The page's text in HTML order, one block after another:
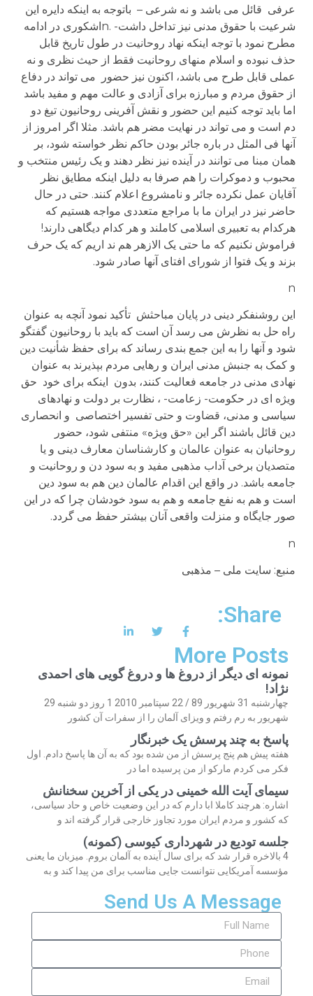
عرفی قائل می باشد و نه شرعی – باتوجه به اینکه دایره این
شرعیت با حقوق مدنی نیز تداخل داشت- .nاشکوری در ادامه
مطرح نمود با توجه اینکه نهاد روحانیت در طول تاریخ قابل
حذف نبوده و اسلام منهای روحانیت فقط از حیث نظری و نه
عملی قابل طرح می باشد، اکنون نیز حضور می تواند در دفاع
از حقوق مردم و مبارزه برای آزادی و عالت مهم و مفید باشد
اما باید توجه کنیم این حضور و نقش آفرینی روحانیون تیغ دو
دم است و می تواند در نهایت مضر هم باشد. مثلا اگر امروز از
آنها فی المثل در باره جائر بودن حاکم نظر خواسته شود، بر
همان مبنا می توانند در آینده نیز نظر دهند و یک رئیس منتخب و
محبوب و دموکرات را هم صرفا به دلیل اینکه مطایق نظر
آقایان عمل نکرده جائر و نامشروع اعلام کنند. حتی در حال
حاضر نیز در ایران ما با مراجع متعددی مواجه هستیم که
هرکدام به تعبیری اسلامی کاملند و هر کدام دیگاهی دارند!
فراموش نکنیم که ما حتی یک الازهر هم ند اریم که یک حرف
بزند و یک فتوا از شورای افتای آنها صادر شود.
n
این روشنفکر دینی در پایان مباحثش تأکید نمود آنچه به عنوان
راه حل به نظرش می رسد آن است که باید با روحانیون گفتگو
شود و آنها را به این جمع بندی رساند که برای حفظ شأنیت دین
و کمک به جنبش مدنی ایران و رهایی مردم بپذیرند به عنوان
نهادی مدنی در جامعه فعالیت کنند، بدون اینکه برای خود حق
ویژه ای در حکومت- زعامت- ، نظارت بر دولت و نهادهای
سیاسی و مدنی، قضاوت و حتی تفسیر اختصاصی و انحصاری
دین قائل باشند اگر این «حق ویژه» منتفی شود، حضور
روحانیان به عنوان عالمان و کارشناسان معارف دینی و یا
متصدیان برخی آداب مذهبی مفید و به سود دن و روحانیت و
جامعه باشد. در واقع این اقدام عالمان دین هم به سود دین
است و هم به نفع جامعه و هم به سود خودشان چرا که در این
صور جایگاه و منزلت واقعی آنان بیشتر حفظ می گردد.
n
منبع: سایت ملی – مذهبی
Share:
More Posts
نمونه ای دیگر از دروغ ها و دروغ گویی های احمدی
نژاد!
چهارشنبه 31 شهریور 89 / 22 سپتامبر 2010 1 روز دو شنبه 29
شهریور به رم رفتم و ویزای آلمان را از سفرات آن کشور
پاسخ به چند پرسش یک خبرنگار
هفته پیش هم پنج پرسش از من شده بود که به آن ها پاسخ دادم. اول
فکر می کردم مارکو از من پرسیده اما در
سیمای آیت الله خمینی در یکی از آخرین سخنانش
اشاره: هرچند کاملا ابا دارم که در این وضعیت خاص و حاد سیاسی،
که کشور و مردم ایران مورد تجاوز خارجی قرار گرفته اند و
جلسه تودیع در شهرداری کیوسی (کمونه)
4 بالاخره قرار شد که برای سال آینده به آلمان بروم. میزبان ما یعنی
مؤسسه آمریکایی نتوانست جایی مناسب برای من پیدا کند و به
Send Us A Message